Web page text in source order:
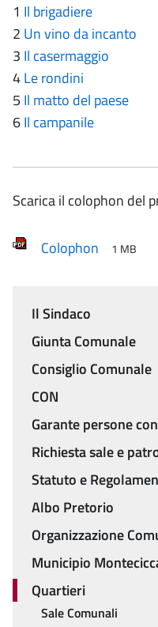
1 Il brigadiere
2 Un vino da incanto
3 Il casermaggio
4Le rondini
5 Il matto del paese
6Il campanile
Scarica il colophon del
Colophon 1 MB
Menu
Il Sindaco
Giunta Comunale
Consiglio Comunale
CON
Garante persone
Richiesta sale e
Statuto e
Albo Pretorio
Organizzazione
Municipio
Quartieri
Sale Comunali